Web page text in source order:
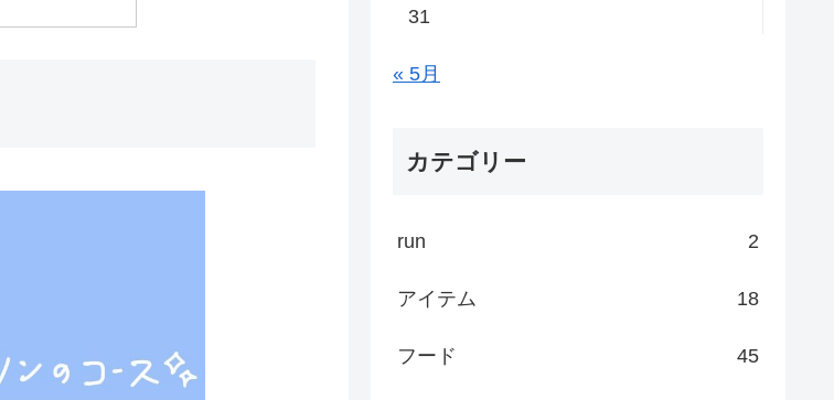
31
« 5月
カテゴリー
run 2
アイテム 18
フード 45